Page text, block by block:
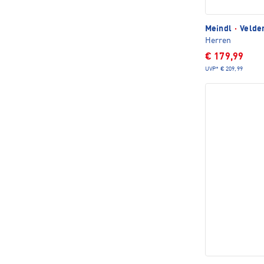
Meindl ·
Herren
€ 179,99
UVP* € 209,99